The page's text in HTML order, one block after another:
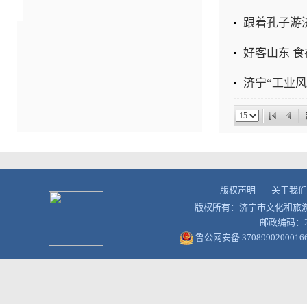
跟着孔子游
好客山东
济宁“工业
版权声明
关于我们
版权所有：济宁市文化和
邮政编码
鲁公网安备